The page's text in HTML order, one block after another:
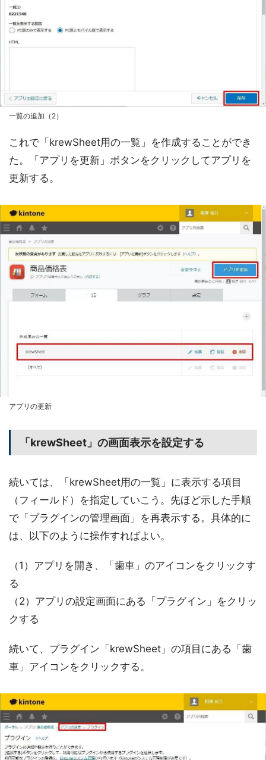
一覧の追加（2）
これで「krewSheet用の一覧」を作成することができ
た。「アプリを更新」ボタンをクリックしてアプリを
更新する。
アプリの更新
「krewSheet」の画面表示を設定する
続いては、「krewSheet用の一覧」に表示する項目
（フィールド）を指定していこう。先ほど示した手順
で「プラグインの管理画面」を再表示する。具体的に
は、以下のように操作すればよい。
（1）アプリを開き、「歯車」のアイコンをクリックす
る
（2）アプリの設定画面にある「プラグイン」をクリッ
クする
続いて、プラグイン「krewSheet」の項目にある「歯
車」アイコンをクリックする。